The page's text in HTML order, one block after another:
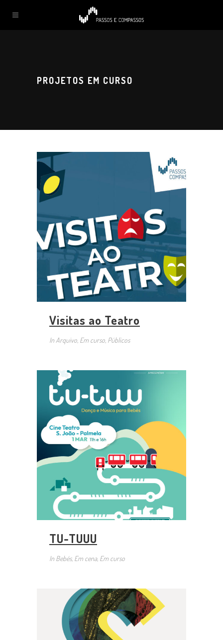
PROJETOS EM CURSO
Visitas ao Teatro
In Arquivo, Em curso, Públicos
TU-TUUU
In Bebés, Em cena, Em curso